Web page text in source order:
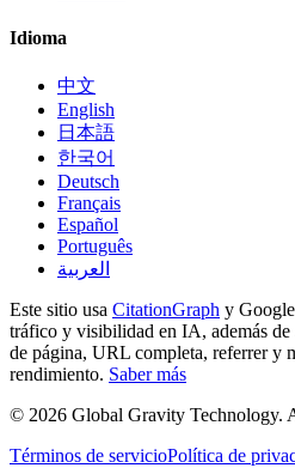
Idioma
中文
English
日本語
한국어
Deutsch
Français
Español
Português
العربية
Este sitio usa CitationGraph y
tráfico y visibilidad en IA, además
de página, URL completa, referrer y
rendimiento. Saber más
© 2026 Global Gravity Technology.
Términos de servicioPolítica de